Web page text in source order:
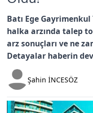
Batı Ege Gayrimenkul
halka arzında talep
arz sonuçları ve ne
Detayalar haberin
Şahin İNCESÖZ